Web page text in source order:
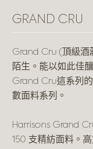
GRAND CRU
Grand Cru (頂級酒
陌生。能以如此佳
Grand Cru這系列
數面料系列。
Harrisons Grand
150 支精紡面料。